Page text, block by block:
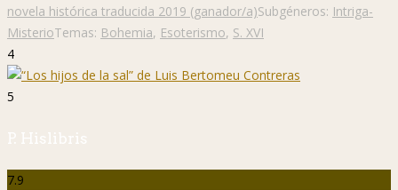
novela histórica traducida 2019 (ganador/a)Subgéneros: Intriga-
MisterioTemas: Bohemia, Esoterismo, S. XVI
4
5
P. Hislibris
7.9